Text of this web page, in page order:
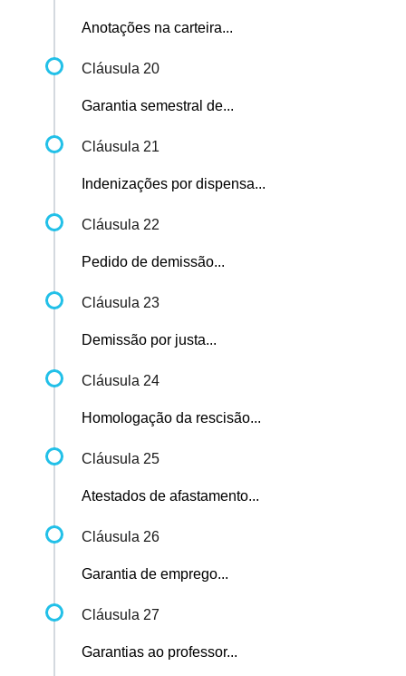
Anotações na carteira...
Cláusula 20
Garantia semestral de...
Cláusula 21
Indenizações por dispensa...
Cláusula 22
Pedido de demissão...
Cláusula 23
Demissão por justa...
Cláusula 24
Homologação da rescisão...
Cláusula 25
Atestados de afastamento...
Cláusula 26
Garantia de emprego...
Cláusula 27
Garantias ao professor...